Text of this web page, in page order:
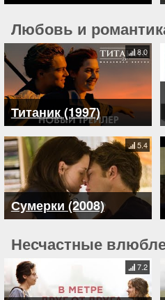
Любовь и
Титаник (1997)
8.0
Сумерки (2008)
5.4
Несчастные
7.2